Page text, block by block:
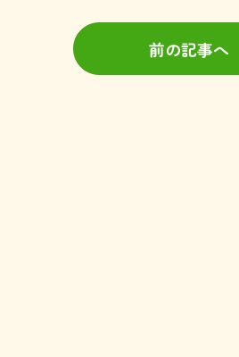
前の記事へ